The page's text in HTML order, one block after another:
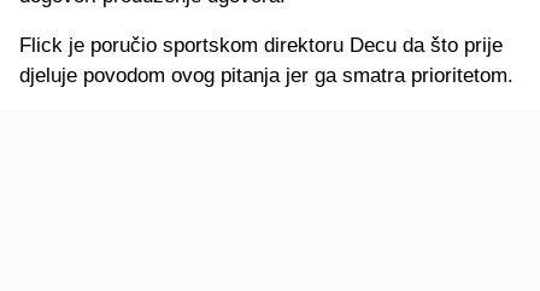
Flick je poručio sportskom direktoru Decu da što prije
djeluje povodom ovog pitanja jer ga smatra prioritetom.